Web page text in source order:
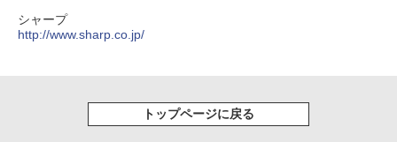
シャープ
http://www.sharp.co.jp/
トップページに戻る